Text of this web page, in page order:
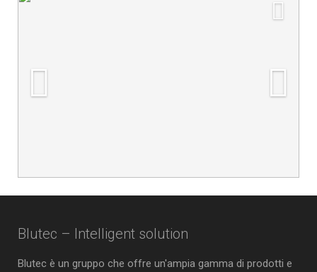
Blutec – Intelligent solution
Blutec è un gruppo che offre un'ampia gamma di prodotti e